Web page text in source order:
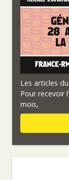
Les articles
Pour recevoir
mois,